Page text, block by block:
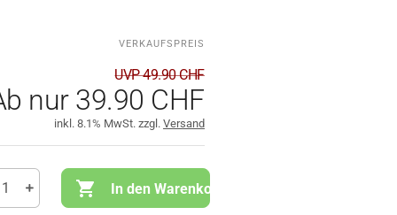
UVP 49.90 CHF
nur 39.90 CHF
inkl. 8.1% MwSt. zzgl. Versand
In den Warenkorb